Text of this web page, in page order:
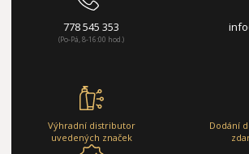
778 545 353
(Po-Pá, 8-16:00 hod.)
Výhradní distributor
uvedených značek
Dodání